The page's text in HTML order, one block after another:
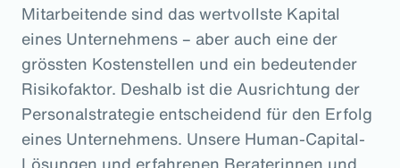
Mitarbeitende sind das wertvollste Kapital
eines Unternehmens – aber auch eine der
grössten Kostenstellen und ein bedeutender
Risikofaktor. Deshalb ist die Ausrichtung der
Personalstrategie entscheidend für den Erfolg
eines Unternehmens. Unsere Human-Capital-
Lösungen und erfahrenen Beraterinnen und